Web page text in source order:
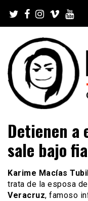
content
El Maldad
Viral y Youtube
Detienen a
sale bajo
Karime Macías
trata de la esposa de
Veracruz, famoso